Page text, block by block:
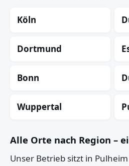
Köln
Dortmund
Bonn
Wuppertal
Alle Orte nach Region –
Unser Betrieb sitzt in